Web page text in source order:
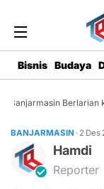
Bisnis Budaya
Banjarmasin Berlarian
BANJARMASIN · 2
Hamdi
Reporter